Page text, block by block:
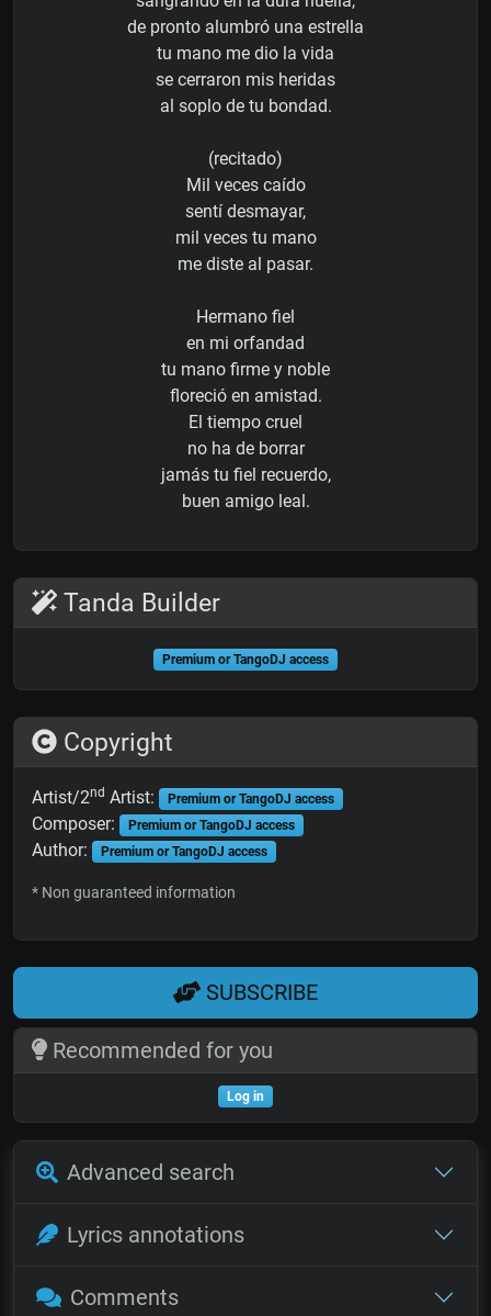
de pronto alumbró una estrella
tu mano me dio la vida
se cerraron mis heridas
al soplo de tu bondad.
(recitado)
Mil veces caído
sentí desmayar,
mil veces tu mano
me diste al pasar.
Hermano fiel
en mi orfandad
tu mano firme y noble
floreció en amistad.
El tiempo cruel
no ha de borrar
jamás tu fiel recuerdo,
buen amigo leal.
Tanda Builder
Premium or TangoDJ access
Copyright
Artist/2nd Artist: Premium or TangoDJ access
Composer: Premium or TangoDJ access
Author: Premium or TangoDJ access
* Non guaranteed information
SUBSCRIBE
Recommended for you
Log in
Advanced search
Lyrics annotations
Comments